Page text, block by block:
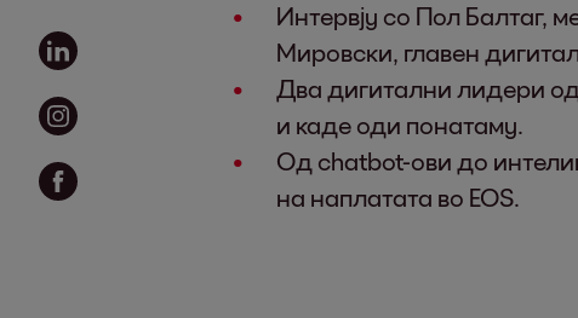
Интервју со Пол Балтаг,
Мировски, главен
Два дигитални лидери од
и каде оди понатаму.
Од chatbot-ови до
на наплатата во EOS.